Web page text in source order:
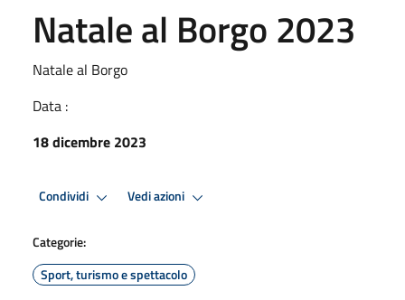
Natale al Borgo 2023
Natale al Borgo
Data :
18 dicembre 2023
Condividi Vedi azioni
Categorie:
Sport, turismo e spettacolo